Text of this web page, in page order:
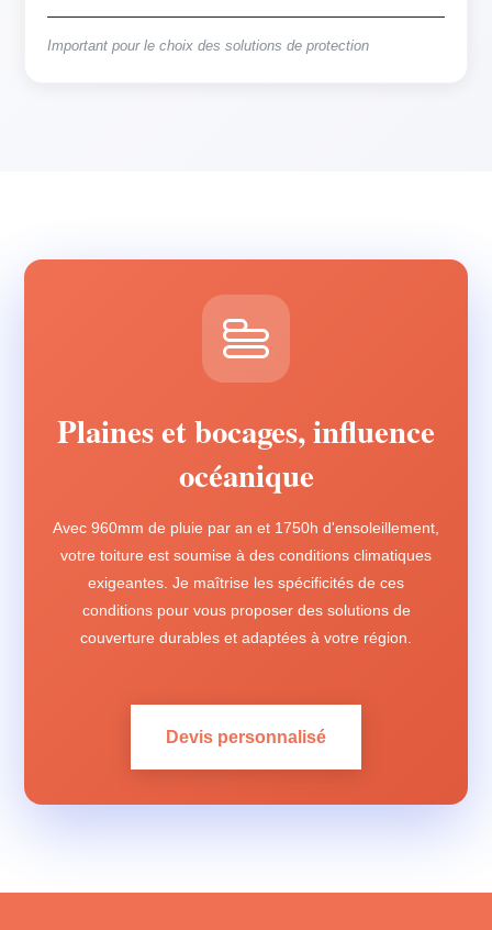
Important pour le choix des solutions de protection
Plaines et bocages, influence
océanique
Avec 960mm de pluie par an et 1750h d'ensoleillement,
votre toiture est soumise à des conditions climatiques
exigeantes. Je maîtrise les spécificités de ces
conditions pour vous proposer des solutions de
couverture durables et adaptées à votre région.
Devis personnalisé